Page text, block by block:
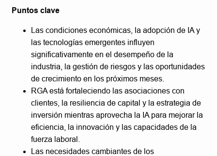
Puntos clave
Las condiciones económicas, la adopción de IA y
las tecnologías emergentes influyen
significativamente en el desempeño de la
industria, la gestión de riesgos y las oportunidades
de crecimiento en los próximos meses.
RGA está fortaleciendo las asociaciones con
clientes, la resiliencia de capital y la estrategia de
inversión mientras aprovecha la IA para mejorar la
eficiencia, la innovación y las capacidades de la
fuerza laboral.
Las necesidades cambiantes de los